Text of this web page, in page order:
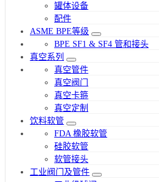
罐体设备
配件
ASME BPE等级
BPE SF1 & SF4 管和接头
真空系列
真空管件
真空阀门
真空卡箍
真空定制
饮料软管
FDA 橡胶软管
硅胶软管
软管接头
工业阀门及管件